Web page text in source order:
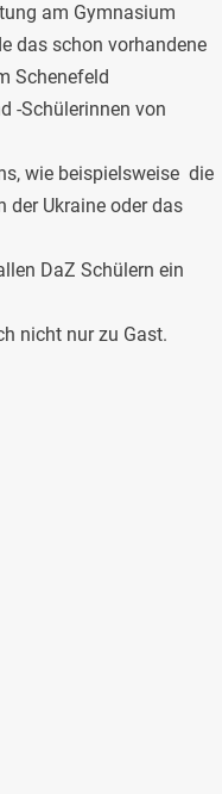
am Gymnasium
das schon vorhandene
Schenefeld
-Schülerinnen von
wie beispielsweise die
der Ukraine oder das
DaZ Schülern ein
nicht nur zu Gast.